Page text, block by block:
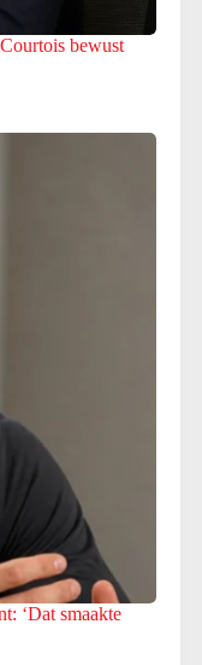
bewust
‘Dat smaakte